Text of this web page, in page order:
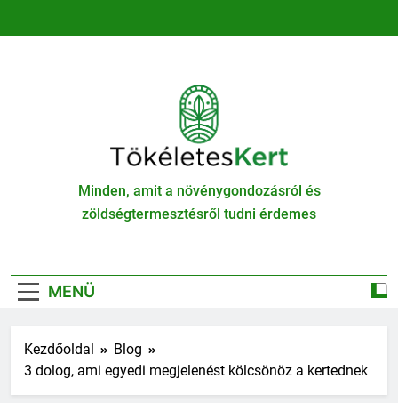
TökéletesKert
Minden, amit a növénygondozásról és
zöldségtermesztésről tudni érdemes
MENÜ
Kezdőoldal
Blog
3 dolog, ami egyedi megjelenést kölcsönöz a kertednek